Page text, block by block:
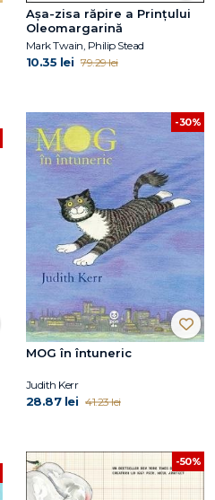
Așa-zisa răpire a Prințului
Oleomargarină
Mark Twain, Philip Stead
10.35 lei 79.29 lei
-30%
MOG în întuneric
Judith Kerr
28.87 lei 41.23 lei
-50%